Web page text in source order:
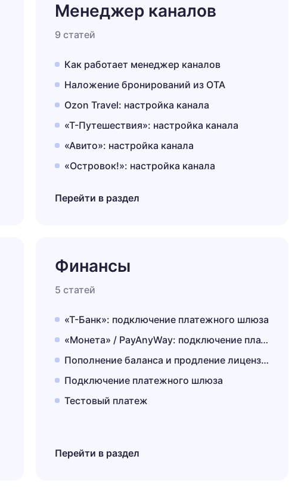
Менеджер каналов
9 статей
Как работает менеджер каналов
Наложение бронирований из ОТА
Ozon Travel: настройка канала
«Т-Путешествия»: настройка канала
«Авито»: настройка канала
«Островок!»: настройка канала
Перейти в раздел
Финансы
5 статей
«Т-Банк»: подключение платежного шлюза
«Монета» / PayAnyWay: подключение платежного шлюза
Пополнение баланса и продление лицензии
Подключение платежного шлюза
Тестовый платеж
Перейти в раздел